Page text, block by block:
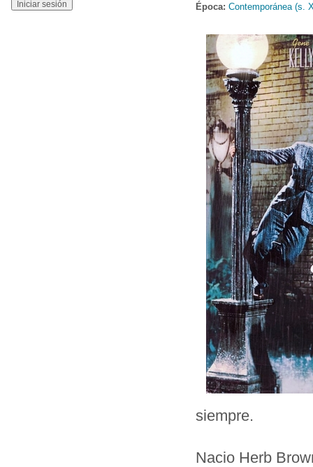
Época: Contemporánea (s.
siempre.
Nacio Herb